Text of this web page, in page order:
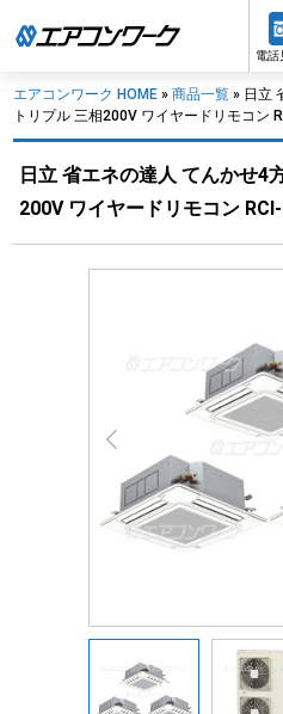
電話
エアコンワーク HOME » 商品一覧 » 日立
トリプル 三相200V ワイヤードリモコン
日立 省エネの達人 てんかせ4
200V ワイヤードリモコン